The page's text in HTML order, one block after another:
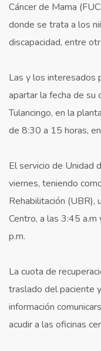
Cáncer de Mama
donde se trata a los
discapacidad, entre
Las y los interesados
apartar la fecha de su
Tulancingo, en la
de 8:30 a 15 horas,
El servicio de Unidad
viernes, teniendo
Rehabilitación (UBR),
Centro, a las 3:45
p.m.
La cuota de
traslado del paciente
información
acudir a las oficinas